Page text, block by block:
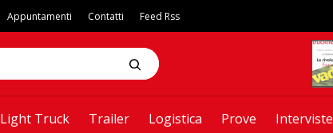
Light Truck Trailer Logistica Prove Interviste
Appuntamenti Contatti Feed Rss